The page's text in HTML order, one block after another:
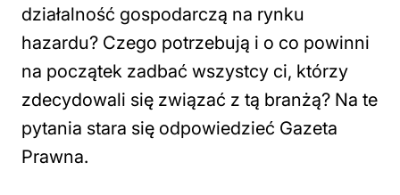
działalność gospodarczą na rynku
hazardu? Czego potrzebują i o co powinni
na początek zadbać wszystcy ci, którzy
zdecydowali się związać z tą branżą? Na te
pytania stara się odpowiedzieć Gazeta
Prawna.